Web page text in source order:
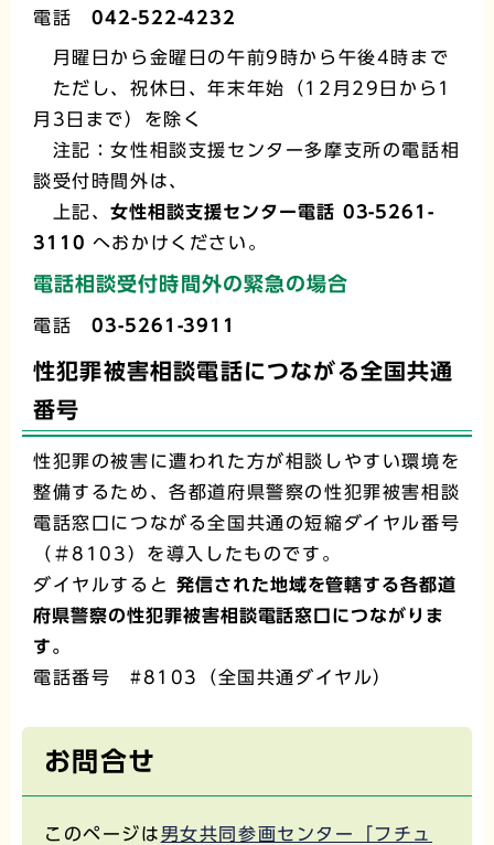
電話 042-522-4232
月曜日から金曜日の午前9時から午後4時まで
ただし、祝休日、年末年始（12月29日から1
月3日まで）を除く
注記：女性相談支援センター多摩支所の電話相
談受付時間外は、
上記、女性相談支援センター電話 03-5261-
3110 へおかけください。
電話相談受付時間外の緊急の場合
電話 03-5261-3911
性犯罪被害相談電話につながる全国共通
番号
性犯罪の被害に遭われた方が相談しやすい環境を
整備するため、各都道府県警察の性犯罪被害相談
電話窓口につながる全国共通の短縮ダイヤル番号
（＃8103）を導入したものです。
ダイヤルすると 発信された地域を管轄する各都道
府県警察の性犯罪被害相談電話窓口につながりま
す。
電話番号 #8103（全国共通ダイヤル）
お問合せ
このページは男女共同参画センター「フチュ